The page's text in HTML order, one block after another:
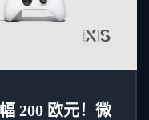
200 欧元！微